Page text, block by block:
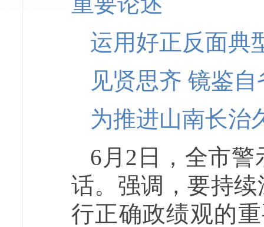
运用好正反面典
见贤思齐 镜鉴自
为推进山南长治
6月2日，全市
话。强调，要持
行正确政绩观的